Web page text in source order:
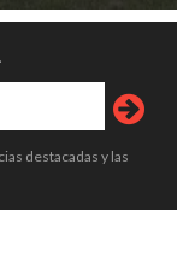
destacadas y las